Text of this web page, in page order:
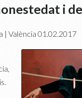
i
| València 01.02.2017